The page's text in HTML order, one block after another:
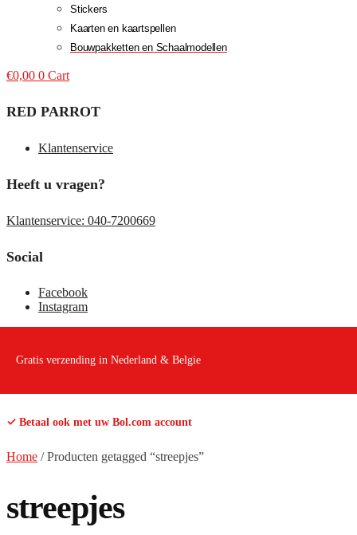
Stickers
Kaarten en kaartspellen
Bouwpakketten en Schaalmodellen
€0,00 0 Cart
RED PARROT
Klantenservice
Heeft u vragen?
Klantenservice: 040-7200669
Social
Facebook
Instagram
Gratis verzending in Nederland & Belgie
✓ Betaal ook met uw Bol.com account
Home /Producten getagged “streepjes”
streepjes